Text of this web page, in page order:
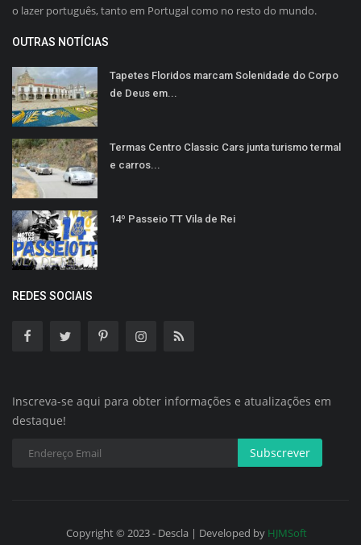
o lazer português, tanto em Portugal como no resto do mundo.
OUTRAS NOTÍCIAS
Tapetes Floridos marcam Solenidade do Corpo
de Deus em...
Termas Centro Classic Cars junta turismo termal
e carros...
14º Passeio TT Vila de Rei
REDES SOCIAIS
Inscreva-se aqui para obter informações e atualizações em
destaque!
Subscrever
Copyright © 2023 - Descla | Developed by HJMSoft